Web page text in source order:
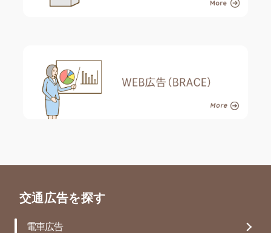
交通広告を探す
電車広告